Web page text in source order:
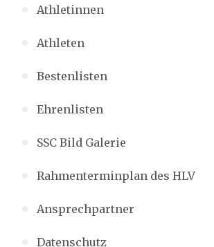
Athletinnen
Athleten
Bestenlisten
Ehrenlisten
SSC Bild Galerie
Rahmenterminplan des HLV
Ansprechpartner
Datenschutz